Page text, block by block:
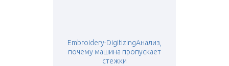
Embroidery-DigitizingАнализ,
почему машина пропускает
стежки